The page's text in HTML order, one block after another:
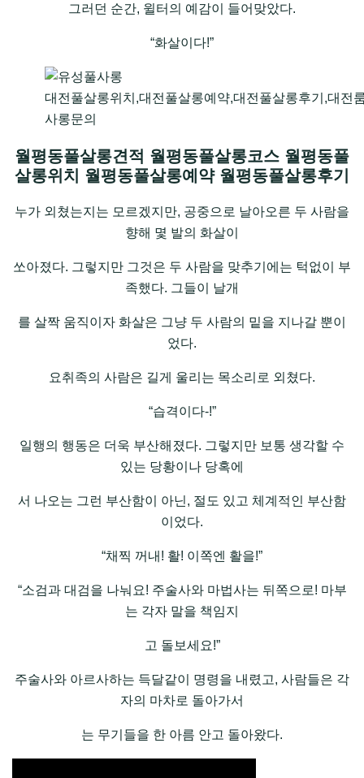
그러던 순간, 윌터의 예감이 들어맞았다.
“화살이다!”
대전풀살롱위치,대전풀살롱예약,대전풀살롱후기,대전
사롱문의
월평동풀살롱견적 월평동풀살롱코스 월평동풀
살롱위치 월평동풀살롱예약 월평동풀살롱후기
누가 외쳤는지는 모르겠지만, 공중으로 날아오른 두 사람을
향해 몇 발의 화살이
쏘아졌다. 그렇지만 그것은 두 사람을 맞추기에는 턱없이 부
족했다. 그들이 날개
를 살짝 움직이자 화살은 그냥 두 사람의 밑을 지나갈 뿐이
었다.
요취족의 사람은 길게 울리는 목소리로 외쳤다.
“습격이다-!”
일행의 행동은 더욱 부산해졌다. 그렇지만 보통 생각할 수
있는 당황이나 당혹에
서 나오는 그런 부산함이 아닌, 절도 있고 체계적인 부산함
이었다.
“채찍 꺼내! 활! 이쪽엔 활을!”
“소검과 대검을 나눠요! 주술사와 마법사는 뒤쪽으로! 마부
는 각자 말을 책임지
고 돌보세요!”
주술사와 아르사하는 득달같이 명령을 내렸고, 사람들은 각
자의 마차로 돌아가서
는 무기들을 한 아름 안고 돌아왔다.